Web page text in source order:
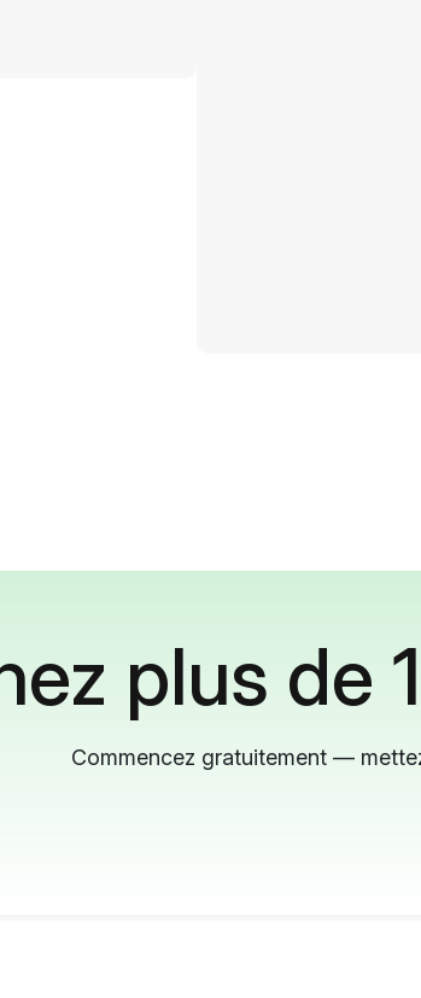
plus de
Commencez gratuitement —